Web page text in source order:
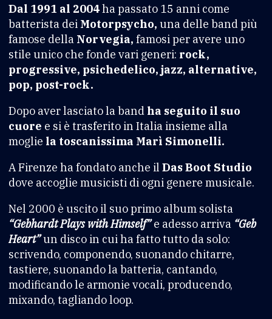
Dal 1991 al 2004ha passato 15 anni come
batterista dei Motorpsycho, una delle band più
famose della Norvegia, famosi per avere uno
stile unico che fonde vari generi: rock,
progressive, psichedelico, jazz, alternative,
pop, post-rock.
Dopo aver lasciato la band ha seguito il suo
cuore e si è trasferito in Italia insieme alla
moglie la toscanissima Marì Simonelli.
A Firenze ha fondato anche il Das Boot Studio
dove accoglie musicisti di ogni genere musicale.
Nel 2000 è uscito il suo primo album solista
“Gebhardt Plays with Himself”e adesso arriva “Geb
Heart”un disco in cui ha fatto tutto da solo:
scrivendo, componendo, suonando chitarre,
tastiere, suonando la batteria, cantando,
modificando le armonie vocali, producendo,
mixando, tagliando loop.